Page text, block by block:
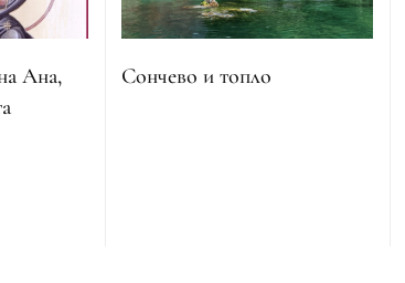
Ана,
Сончево и топло